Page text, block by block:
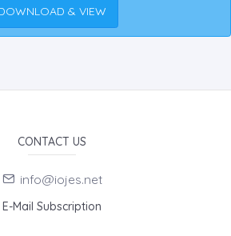
& VIEW
CONTACT US
info@iojes.net
E-Mail Subscription